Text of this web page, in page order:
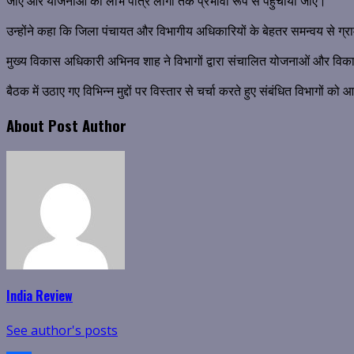
उन्होंने कहा कि जिला पंचायत और विभागीय अधिकारियों के बेहतर समन्वय से
मुख्य विकास अधिकारी अभिनव शाह ने विभागों द्वारा संचालित योजनाओं और
बैठक में उठाए गए विभिन्न मुद्दों पर विस्तार से चर्चा करते हुए संबंधित विभागों को
About Post Author
India Review
See author's posts